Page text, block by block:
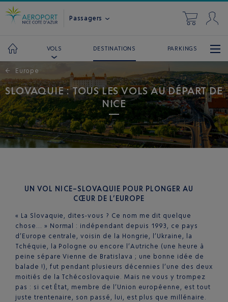
Passagers
VOLS DESTINATIONS PARKINGS
← Europe
SLOVAQUIE : TOUS LES VOLS AU DÉPART DE
NICE
UN VOL NICE–SLOVAQUIE POUR PLONGER AU
CŒUR DE L’EUROPE
« La Slovaquie, dites-vous ? Ce nom me dit quelque
chose… » Normal : indépendant depuis 1993, ce pays
d’Europe centrale, voisin de la Hongrie, l’Ukraine, la
Tchéquie, la Pologne ou encore l’Autriche (une heure à
peine sépare Vienne de Bratislava ; une bonne idée de
balade !), fut pendant plusieurs décennies l’une des deux
moitiés de la Tchécoslovaquie. Mais ne vous y trompez
pas : si cet État, membre de l’Union européenne, est tout
juste trentenaire, son passé, lui, est plus que millénaire.